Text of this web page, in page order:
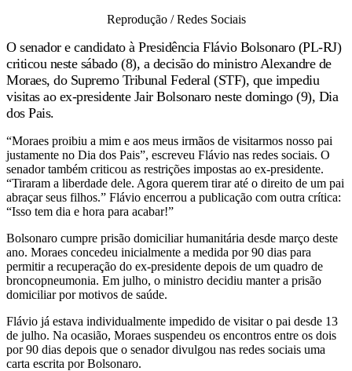
Reprodução / Redes Sociais
O senador e candidato à Presidência Flávio Bolsonaro (PL-RJ)
criticou neste sábado (8), a decisão do ministro Alexandre de
Moraes, do Supremo Tribunal Federal (STF), que impediu
visitas ao ex-presidente Jair Bolsonaro neste domingo (9), Dia
dos Pais.
“Moraes proibiu a mim e aos meus irmãos de visitarmos nosso pai
justamente no Dia dos Pais”, escreveu Flávio nas redes sociais. O
senador também criticou as restrições impostas ao ex-presidente.
“Tiraram a liberdade dele. Agora querem tirar até o direito de um pai
abraçar seus filhos.” Flávio encerrou a publicação com outra crítica:
“Isso tem dia e hora para acabar!”
Bolsonaro cumpre prisão domiciliar humanitária desde março deste
ano. Moraes concedeu inicialmente a medida por 90 dias para
permitir a recuperação do ex-presidente depois de um quadro de
broncopneumonia. Em julho, o ministro decidiu manter a prisão
domiciliar por motivos de saúde.
Flávio já estava individualmente impedido de visitar o pai desde 13
de julho. Na ocasião, Moraes suspendeu os encontros entre os dois
por 90 dias depois que o senador divulgou nas redes sociais uma
carta escrita por Bolsonaro.